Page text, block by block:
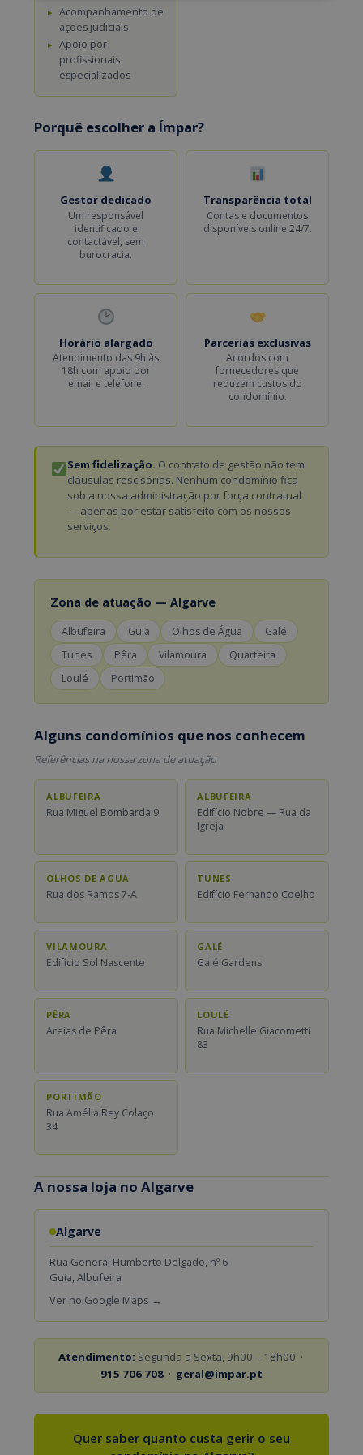
Acompanhamento de
ações judiciais
Apoio por
profissionais
especializados
Porquê escolher a Ímpar?
Gestor dedicado
Um responsável
identificado e
contactável, sem
burocracia.
Transparência total
Contas e documentos
disponíveis online 24/7.
Horário alargado
Atendimento das 9h às
18h com apoio por
email e telefone.
Parcerias exclusivas
Acordos com
fornecedores que
reduzem custos do
condomínio.
Sem fidelização. O contrato de gestão não tem
cláusulas rescisórias. Nenhum condomínio fica
sob a nossa administração por força contratual
— apenas por estar satisfeito com os nossos
serviços.
Zona de atuação — Algarve
Albufeira Guia Olhos de Água
Galé
Tunes
Pêra Vilamoura
Quarteira
Loulé
Portimão
Alguns condomínios que nos conhecem
Referências na nossa zona de atuação
ALBUFEIRA
Rua Miguel Bombarda 9
ALBUFEIRA
Edifício Nobre — Rua da
Igreja
OLHOS DE ÁGUA
Rua dos Ramos 7-A
TUNES
Edifício Fernando Coelho
VILAMOURA
Edifício Sol Nascente
GALÉ
Galé Gardens
PÊRA
Areias de Pêra
LOULÉ
Rua Michelle Giacometti
83
PORTIMÃO
Rua Amélia Rey Colaço
34
A nossa loja no Algarve
Algarve
Rua General Humberto Delgado, nº 6
Guia, Albufeira
Ver no Google Maps →
Atendimento: Segunda a Sexta, 9h00 – 18h00 ·
915 706 708 · geral@impar.pt
Quer saber quanto custa gerir o seu